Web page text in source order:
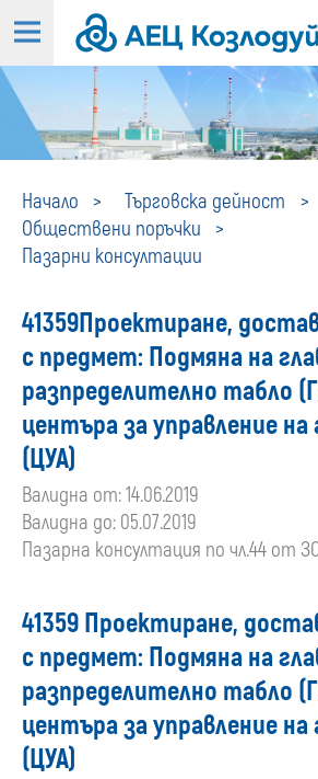
Начало
Търговска дейност
Обществени поръчки
Пазарни консултации
41359Проектиране,
с предмет: Подмяна на
разпределително табло
центъра за управление
(ЦУА)
Валидна от: 14.06.2019
Валидна до: 05.07.2019
Пазарна консултация по чл.44 от
41359 Проектиране,
с предмет: Подмяна на
разпределително табло
центъра за управление
(ЦУА)